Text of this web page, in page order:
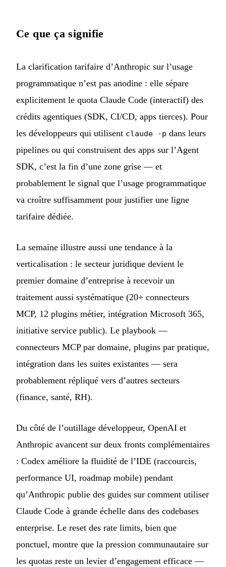
Ce que ça signifie
La clarification tarifaire d’Anthropic sur l’usage
programmatique n’est pas anodine : elle sépare
explicitement le quota Claude Code (interactif) des
crédits agentiques (SDK, CI/CD, apps tierces). Pour
les développeurs qui utilisent claude -p dans leurs
pipelines ou qui construisent des apps sur l’Agent
SDK, c’est la fin d’une zone grise — et
probablement le signal que l’usage programmatique
va croître suffisamment pour justifier une ligne
tarifaire dédiée.
La semaine illustre aussi une tendance à la
verticalisation : le secteur juridique devient le
premier domaine d’entreprise à recevoir un
traitement aussi systématique (20+ connecteurs
MCP, 12 plugins métier, intégration Microsoft 365,
initiative service public). Le playbook —
connecteurs MCP par domaine, plugins par pratique,
intégration dans les suites existantes — sera
probablement répliqué vers d’autres secteurs
(finance, santé, RH).
Du côté de l’outillage développeur, OpenAI et
Anthropic avancent sur deux fronts complémentaires
: Codex améliore la fluidité de l’IDE (raccourcis,
performance UI, roadmap mobile) pendant
qu’Anthropic publie des guides sur comment utiliser
Claude Code à grande échelle dans des codebases
enterprise. Le reset des rate limits, bien que
ponctuel, montre que la pression communautaire sur
les quotas reste un levier d’engagement efficace —